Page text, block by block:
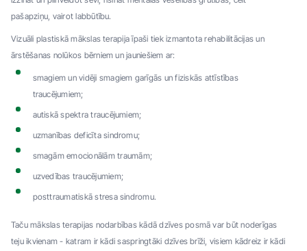
pašapziņu, vairot labbūtību.
Vizuāli plastiskā mākslas terapija īpaši tiek izmantota rehabilitācijas un
ārstēšanas nolūkos bērniem un jauniešiem ar:
smagiem un vidēji smagiem garīgās un fiziskās attīstības
traucējumiem;
autiskā spektra traucējumiem;
uzmanības deficīta sindromu;
smagām emocionālām traumām;
uzvedības traucējumiem;
posttraumatiskā stresa sindromu.
Taču mākslas terapijas nodarbības kādā dzīves posmā var būt noderīgas
teju ikvienam - katram ir kādi saspringtāki dzīves brīži, visiem kādreiz ir kādi